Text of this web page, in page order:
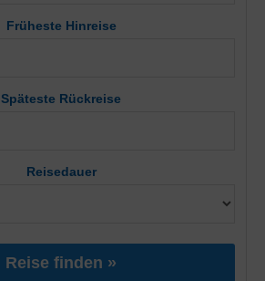
Früheste Hinreise
Späteste Rückreise
Reisedauer
Reise finden »